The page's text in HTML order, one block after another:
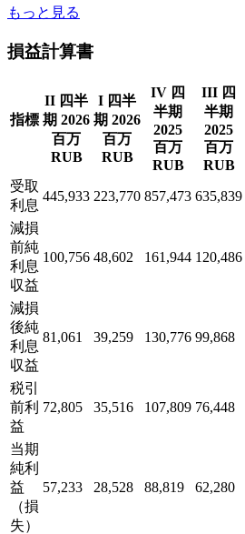
もっと見る
損益計算書
指標
II 四半
期 2026
百万
RUB
I 四半
期 2026
百万
RUB
IV 四
半期
2025
百万
RUB
III 四
半期
2025
百万
RUB
受取
利息
445,933 223,770 857,473 635,839
減損
前純
利息
収益
100,756 48,602 161,944 120,486
減損
後純
利息
収益
81,061 39,259 130,776 99,868
税引
前利
益
72,805 35,516 107,809 76,448
当期
純利
益
（損
失）
57,233 28,528 88,819 62,280